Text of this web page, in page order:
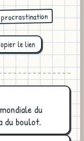
procrastination
le lien
du
du boulot.